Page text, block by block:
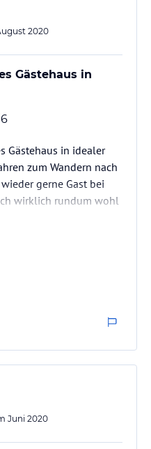
2020
Gästehaus in
Gästehaus in idealer
zum Wandern nach
gerne Gast bei
wirklich rundum wohl
Juni 2020